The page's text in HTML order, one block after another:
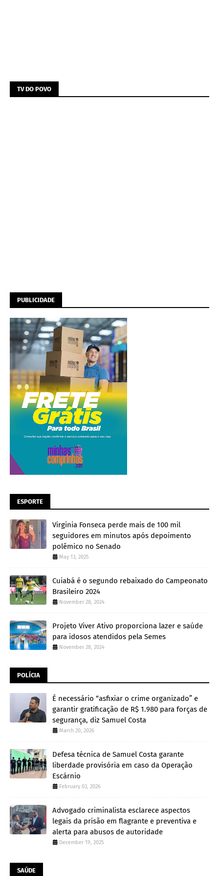
TV DO POVO
PUBLICIDADE
ESPORTE
Virginia Fonseca perde mais de 100 mil
seguidores em minutos após depoimento
polêmico no Senado
May 13, 2025
Cuiabá é o segundo rebaixado do Campeonato
Brasileiro 2024
November 28, 2024
Projeto Viver Ativo proporciona lazer e saúde
para idosos atendidos pela Semes
November 28, 2024
POLÍCIA
É necessário “asfixiar o crime organizado” e
garantir gratificação de R$ 1.980 para forças de
segurança, diz Samuel Costa
March 20, 2026
Defesa técnica de Samuel Costa garante
liberdade provisória em caso da Operação
Escárnio
February 03, 2026
Advogado criminalista esclarece aspectos
legais da prisão em flagrante e preventiva e
alerta para abusos de autoridade
December 19, 2025
SAÚDE